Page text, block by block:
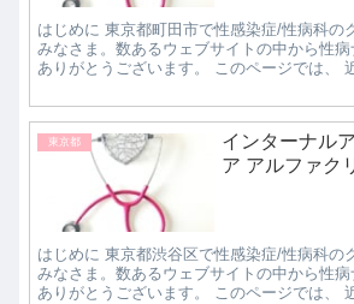
はじめに 東京都町田市で性感染症/性病科の
みなさま。数あるウェブサイトの中から性病
ありがとうございます。 このページでは、
東京都
インターナル
ア アルファク
はじめに 東京都渋谷区で性感染症/性病科の
みなさま。数あるウェブサイトの中から性病
ありがとうございます。 このページでは、